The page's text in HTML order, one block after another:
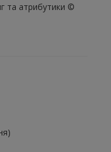
та атрибутики ©